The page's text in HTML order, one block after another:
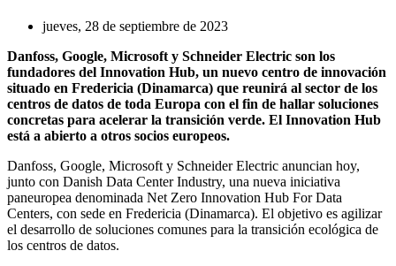
jueves, 28 de septiembre de 2023
Danfoss, Google, Microsoft y Schneider Electric son los
fundadores del Innovation Hub, un nuevo centro de innovación
situado en Fredericia (Dinamarca) que reunirá al sector de los
centros de datos de toda Europa con el fin de hallar soluciones
concretas para acelerar la transición verde. El Innovation Hub
está a abierto a otros socios europeos.
Danfoss, Google, Microsoft y Schneider Electric anuncian hoy,
junto con Danish Data Center Industry, una nueva iniciativa
paneuropea denominada Net Zero Innovation Hub For Data
Centers, con sede en Fredericia (Dinamarca). El objetivo es agilizar
el desarrollo de soluciones comunes para la transición ecológica de
los centros de datos.